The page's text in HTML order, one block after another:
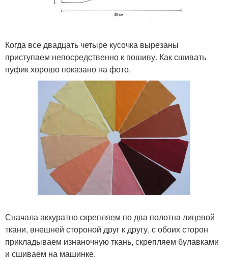
Когда все двадцать четыре кусочка вырезаны
приступаем непосредственно к пошиву. Как сшивать
пуфик хорошо показано на фото.
Сначала аккуратно скрепляем по два полотна лицевой
ткани, внешней стороной друг к другу, с обоих сторон
прикладываем изнаночную ткань, скрепляем булавками
и сшиваем на машинке.